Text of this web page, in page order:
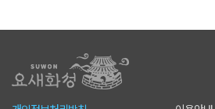
복원과 때를 같이하여, 화성행궁을 배경
몸짓과 활달한 기상이 담긴 무예 시연을